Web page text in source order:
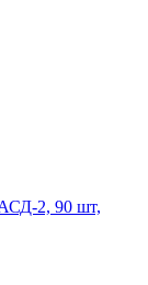
2, 90 шт,